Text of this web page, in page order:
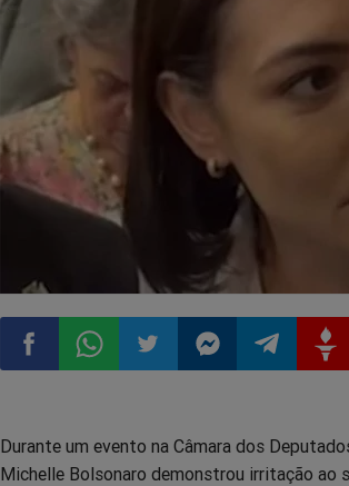
no
no
no
no
no
no
Durante um evento na Câmara dos
Michelle Bolsonaro demonstrou irritação ao